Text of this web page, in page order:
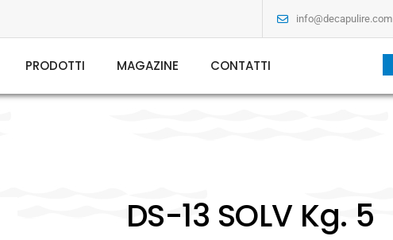
info@decapulire.com
PRODOTTI MAGAZINE CONTATTI
DS-13 SOLV Kg. 5